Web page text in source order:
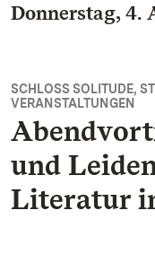
Donnerstag, 4.
SCHLOSS SOLITUDE,
VERANSTALTUNGEN
und
Literatur